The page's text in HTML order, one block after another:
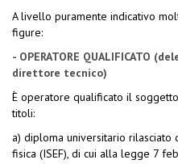
A livello puramente indicativo
figure:
- OPERATORE QUALIFICATO
direttore tecnico)
È operatore qualificato il
titoli:
a) diploma universitario
fisica (ISEF), di cui alla legge 7